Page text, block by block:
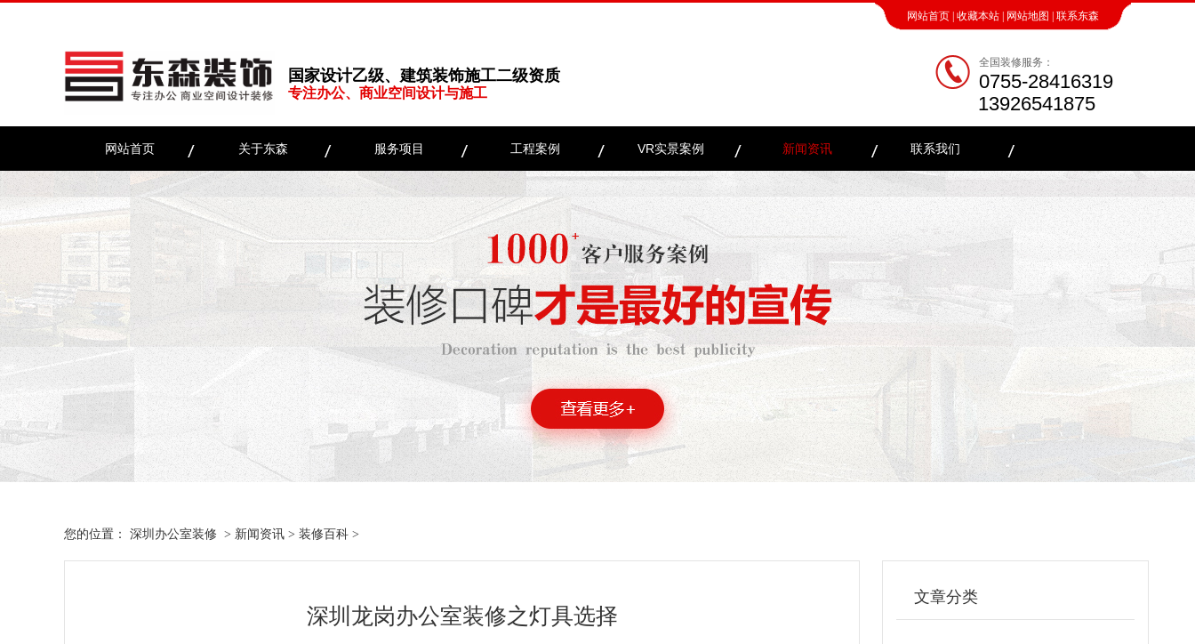
网站首页 收藏本站 网站地图 联系东森
国家设计乙级、建筑装饰施工二级资质
专注办公、商业空间设计与施工
全国装修服务：
0755-28416319
13926541875
网站首页 关于东森 服务项目 工程案例 VR实景案例 新闻资讯 联系我们
您的位置： 深圳办公室装修 > 新闻资讯 > 装修百科 >
深圳龙岗办公室装修之灯具选择
文章分类